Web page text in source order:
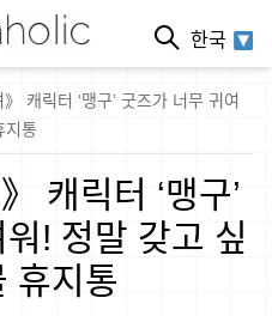
한국
》 캐릭터 ‘맹구’ 굿즈가 너무 귀여
지통
캐릭터 ‘맹구’
! 정말 갖고 싶
휴지통